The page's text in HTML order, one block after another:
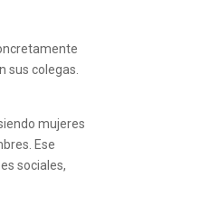
sus colegas.
mujeres
Ese
sociales,